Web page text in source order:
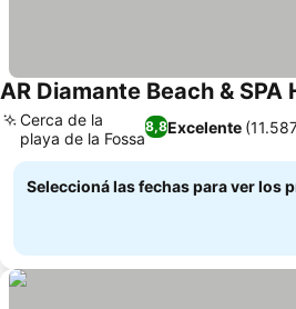
AR Diamante Beach & SPA
8,8Excelente
Cerca de la
playa de la Fossa
Seleccioná las fechas para ver los